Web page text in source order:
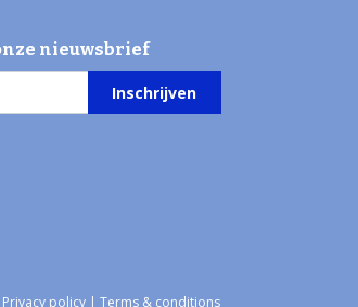
nieuwsbrief
Inschrijven
Privacy policy | Terms & conditions